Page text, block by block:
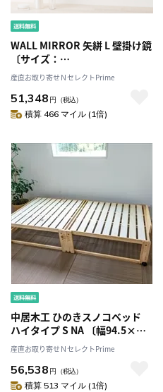
WALL MIRROR 矢絣 L 壁掛け鏡
〔サイズ：
W500×H500×D153mm、ガ
ラス管付き〕［北海道・離島 配
送不可］
産直お取り寄せＮセレクトPrime
51,348 円 （税込）
積算 466 マイル (1倍)
中居木工 ひのきスノコベッド
ハイタイプ S NA 〔幅94.5×長
さ201×高さ45.5cm、床面まで
の高さ36cm〕［北海道・沖
縄・離島 配送不可］
産直お取り寄せＮセレクトPrime
56,538 円 （税込）
積算 513 マイル (1倍)